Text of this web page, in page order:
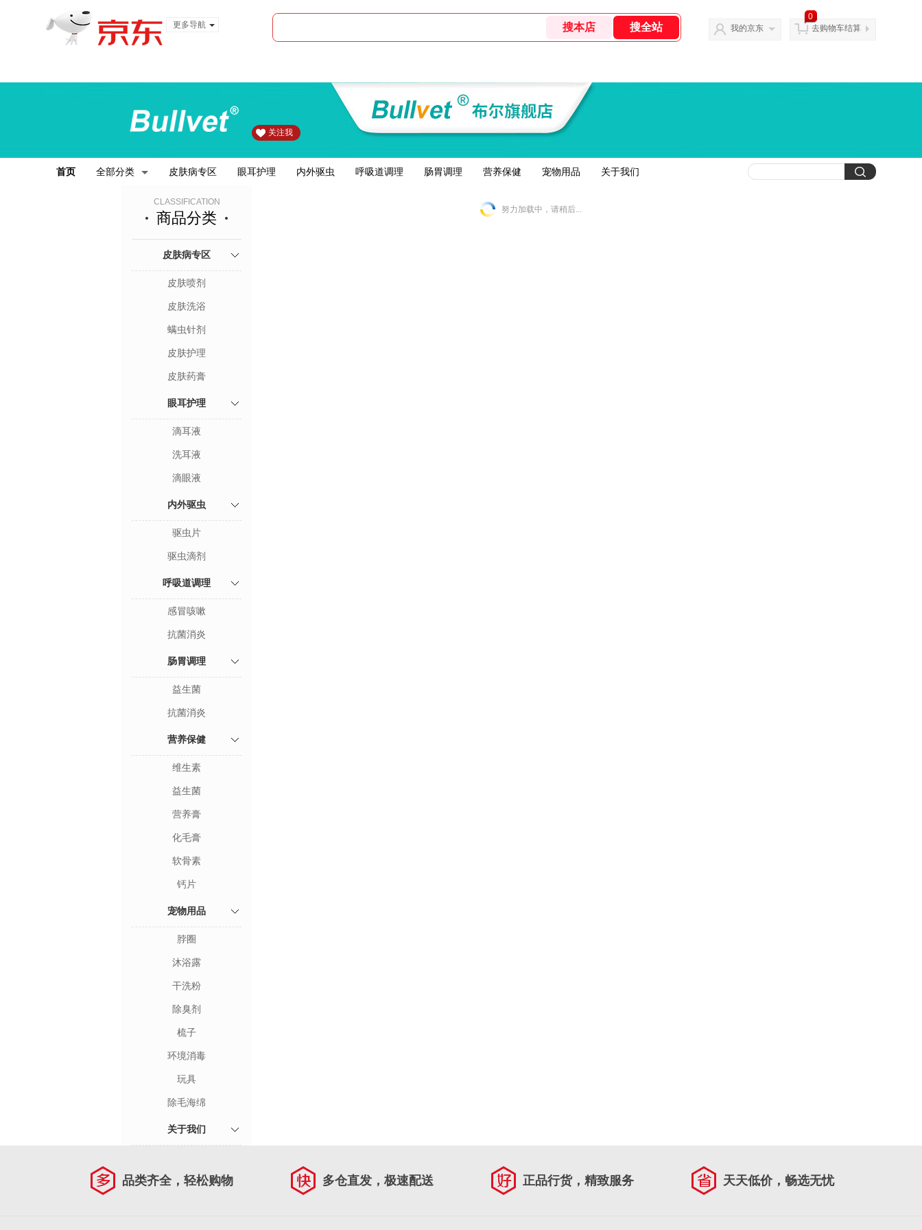
更多导航
我的京东
0
去购物车结算
关注我
首页 全部分类 皮肤病专区 眼耳护理 内外驱虫 呼吸道调理 肠胃调理 营养保健 宠物用品 关于我们
CLASSIFICATION
商品分类
皮肤病专区
皮肤喷剂
皮肤洗浴
螨虫针剂
皮肤护理
皮肤药膏
眼耳护理
滴耳液
洗耳液
滴眼液
内外驱虫
驱虫片
驱虫滴剂
呼吸道调理
感冒咳嗽
抗菌消炎
肠胃调理
益生菌
抗菌消炎
营养保健
维生素
益生菌
营养膏
化毛膏
软骨素
钙片
宠物用品
脖圈
沐浴露
干洗粉
除臭剂
梳子
环境消毒
玩具
除毛海绵
关于我们
努力加载中，请稍后...
品类齐全，轻松购物 多仓直发，极速配送 正品行货，精致服务 天天低价，畅选无忧